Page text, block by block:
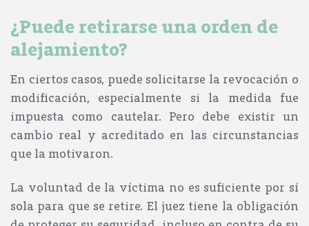
¿Puede retirarse una orden de
alejamiento?
En ciertos casos, puede solicitarse la revocación o
modificación, especialmente si la medida fue
impuesta como cautelar. Pero debe existir un
cambio real y acreditado en las circunstancias
que la motivaron.
La voluntad de la víctima no es suficiente por sí
sola para que se retire. El juez tiene la obligación